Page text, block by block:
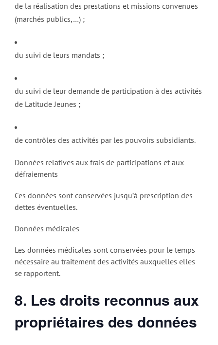
de la réalisation des prestations et missions convenues
(marchés publics,…) ;
du suivi de leurs mandats ;
du suivi de leur demande de participation à des activités
de Latitude Jeunes ;
de contrôles des activités par les pouvoirs subsidiants.
Données relatives aux frais de participations et aux
défraiements
Ces données sont conservées jusqu’à prescription des
dettes éventuelles.
Données médicales
Les données médicales sont conservées pour le temps
nécessaire au traitement des activités auxquelles elles
se rapportent.
8. Les droits reconnus aux
propriétaires des données